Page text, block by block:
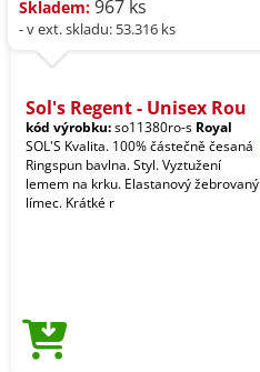
Skladem: 967 ks
- v ext. skladu: 53.316 ks
Sol's Regent - Unisex Rou
kód výrobku:so11380ro-s Royal
SOL'S Kvalita. 100% částečně česaná
Ringspun bavlna. Styl. Vyztužení
lemem na krku. Elastanový žebrovaný
límec. Krátké r